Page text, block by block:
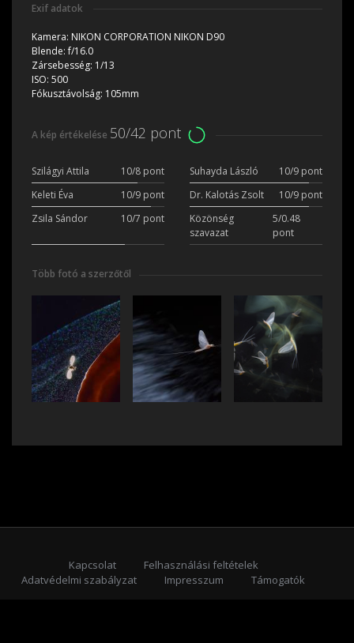
Exif adatok
Kamera: NIKON CORPORATION NIKON D90
Blende:f/16.0
Zársebesség: 1/13
ISO: 500
Fókusztávolság: 105mm
A kép értékelése 50/42 pont
Szilágyi Attila 10/8 pont Suhayda László
10/9 pont
Keleti Éva
10/9 pont Dr. Kalotás Zsolt
10/9 pont
Zsila Sándor
10/7 pont
Közönség
szavazat
5/0.48
pont
Több fotó a szerzőtől
Kapcsolat
Felhasználási feltételek
Adatvédelmi szabályzat
Impresszum
Támogatók